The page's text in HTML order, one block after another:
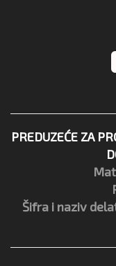
PREDUZEĆE ZA
Šifra i naziv